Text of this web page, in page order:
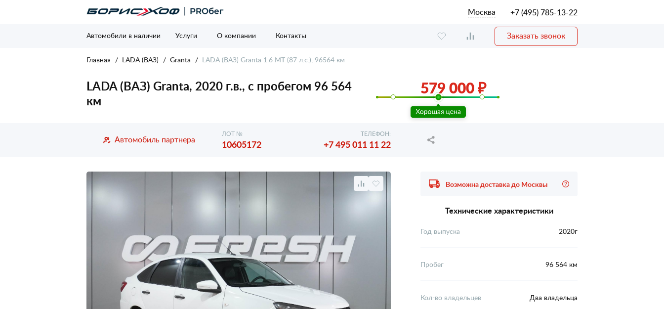
Москва +7 (495) 785-13-22
Автомобили в наличии Услуги О компании Контакты Заказать звонок
Главная LADA (ВАЗ) Granta LADA (ВАЗ) Granta 1.6 MT (87 л.с.), 96564 км
LADA (ВАЗ) Granta, 2020 г.в., с пробегом 96 564
км
579 000 ₽
Автомобиль партнера
ЛОТ №
10605172
ТЕЛЕФОН:
+7 495 011 11 22
Возможна доставка до Москвы
Технические характеристики
Год выпуска 2020г
Пробег 96 564 км
Кол-во владельцев Два владельца